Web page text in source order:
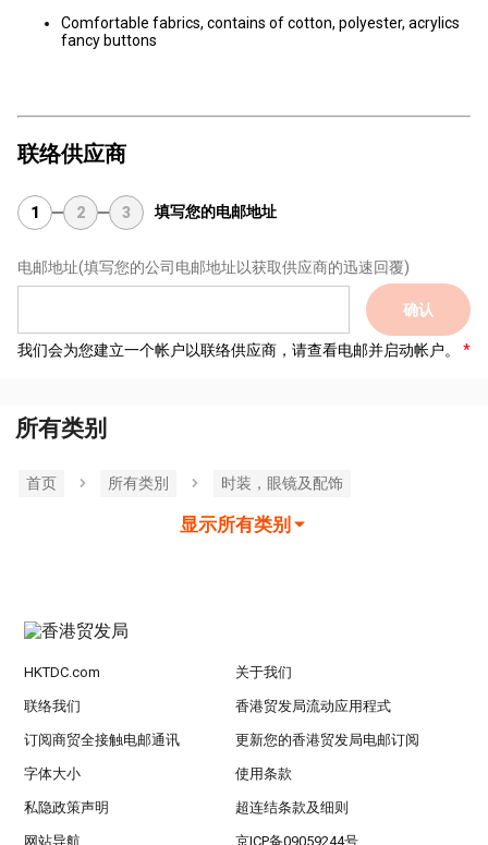
Comfortable fabrics, contains of cotton, polyester, acrylics
fancy buttons
联络供应商
1 2 3 填写您的电邮地址
电邮地址(填写您的公司电邮地址以获取供应商的迅速回覆)
确认
我们会为您建立一个帐户以联络供应商，请查看电邮并启动帐户。
所有类别
首页 所有类別 时装，眼镜及配饰
显示所有类别
HKTDC.com 关于我们
联络我们 香港贸发局流动应用程式
订阅商贸全接触电邮通讯 更新您的香港贸发局电邮订阅
字体大小 使用条款
私隐政策声明 超连结条款及细则
网站导航 京ICP备09059244号